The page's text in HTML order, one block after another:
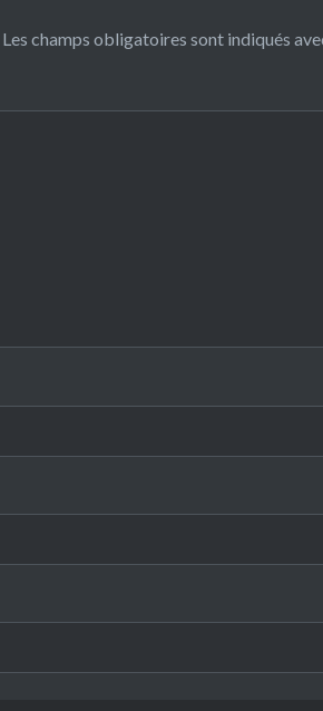
Les champs obligatoires sont indiqués